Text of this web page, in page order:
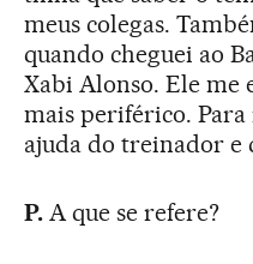
meus colegas.
quando cheguei ao
Xabi Alonso. Ele me
mais periférico. Para
ajuda do treinador e
P. A que se refere?